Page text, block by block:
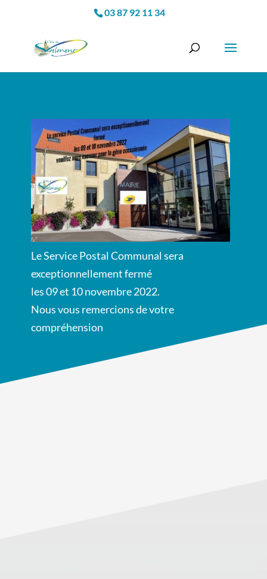
03 87 92 11 34
Le Service Postal Communal sera
exceptionnellement fermé
les 09 et 10 novembre 2022.
Nous vous remercions de votre
compréhension